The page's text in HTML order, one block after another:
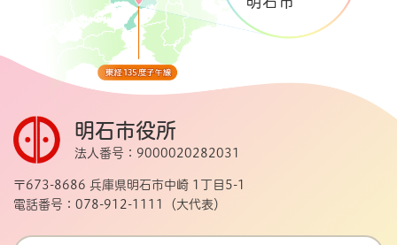
明石市役所
法人番号：9000020282031
〒673-8686 兵庫県明石市中崎 1丁目5-1
電話番号：078-912-1111（大代表）